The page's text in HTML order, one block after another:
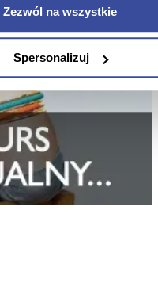
Zezwól na wszystkie
Spersonalizuj